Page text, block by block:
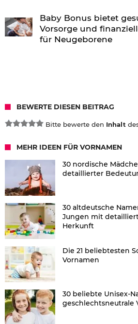
Baby Bonus bietet
Vorsorge und
für Neugeborene
BEWERTE DIESEN BEITRAG
Bitte bewerte den Inhalt
MEHR IDEEN FÜR VORNAMEN
30 nordische
detaillierter
30 altdeutsche
Jungen mit
Herkunft
Die 21 beliebtesten
Vornamen
30 beliebte Unisex-
geschlechtsneutrale